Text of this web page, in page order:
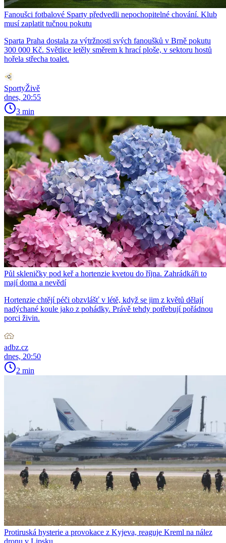
Fanoušci fotbalové Sparty předvedli nepochopitelné chování. Klub
musí zaplatit tučnou pokutu
Sparta Praha dostala za výtržnosti svých fanoušků v Brně pokutu
300 000 Kč. Světlice letěly směrem k hrací ploše, v sektoru hostů
hořela střecha toalet.
SportyŽivě
dnes, 20:55
3 min
Půl skleničky pod keř a hortenzie kvetou do října. Zahrádkáři to
mají doma a nevědí
Hortenzie chtějí péči obzvlášť v létě, když se jim z květů dělají
nadýchané koule jako z pohádky. Právě tehdy potřebují pořádnou
porci živin.
adbz.cz
dnes, 20:50
2 min
Protiruská hysterie a provokace z Kyjeva, reaguje Kreml na nález